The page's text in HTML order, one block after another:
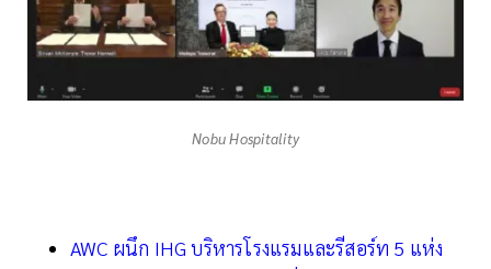
Nobu Hospitality
AWC ผนึก IHG บริหารโรงแรมและรีสอร์ท 5 แห่ง